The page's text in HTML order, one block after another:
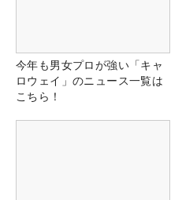
今年も男女プロが強い「キャ
ロウェイ」のニュース一覧は
こちら！